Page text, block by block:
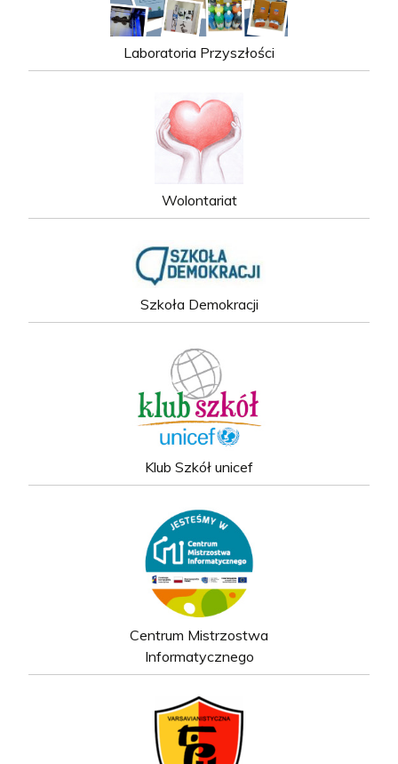
Laboratoria Przyszłości
Wolontariat
Szkoła Demokracji
Klub Szkół unicef
Centrum Mistrzostwa
Informatycznego